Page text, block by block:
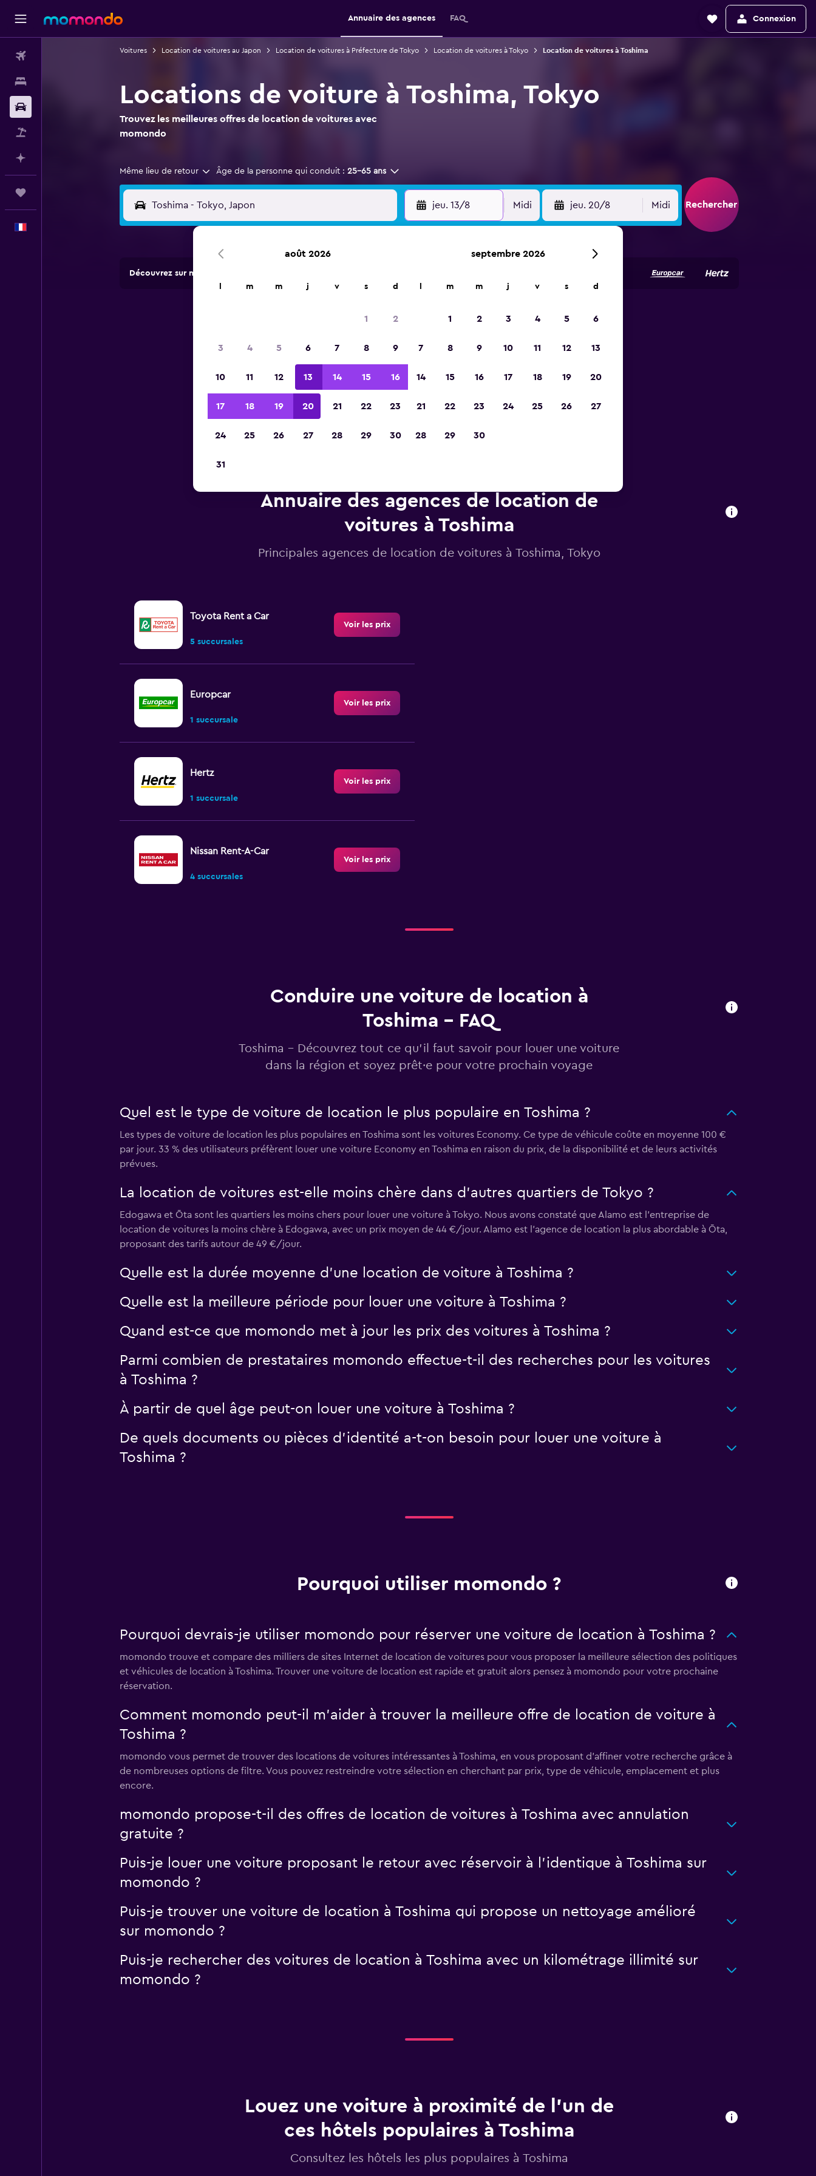
Annuaire des agences FAQ Connexion
Voitures Location de voitures au Japon Location de voitures à Préfecture de Tokyo Location de voitures à Tokyo Location de voitures à Toshima
Locations de voiture à Toshima, Tokyo
Trouvez les meilleures offres de location de voitures avec
momondo
Même lieu de retour Âge de la personne qui conduit : 25-65 ans
jeu. 13/8 Midi jeu. 20/8 Midi Rechercher
Découvrez sur momondo des offres d'agences de location dans plus de 70 000 endroits.
2023
Annuaire des agences de location de
voitures à Toshima
Principales agences de location de voitures à Toshima, Tokyo
Toyota Rent a Car
5 succursales
Voir les prix
Europcar
1 succursale
Voir les prix
Hertz
1 succursale
Voir les prix
Nissan Rent-A-Car
4 succursales
Voir les prix
Voir les prix
4 succursales
1 succursale
Conduire une voiture de location à
Toshima - FAQ
Toshima - Découvrez tout ce qu’il faut savoir pour louer une voiture
dans la région et soyez prêt·e pour votre prochain voyage
Quel est le type de voiture de location le plus populaire en Toshima ?
Les types de voiture de location les plus populaires en Toshima sont les voitures Economy. Ce type de véhicule coûte en moyenne 100 €
par jour. 33 % des utilisateurs préfèrent louer une voiture Economy en Toshima en raison du prix, de la disponibilité et de leurs activités
prévues.
La location de voitures est-elle moins chère dans d’autres quartiers de Tokyo ?
Edogawa et Ōta sont les quartiers les moins chers pour louer une voiture à Tokyo. Nous avons constaté que Alamo est l’entreprise de
location de voitures la moins chère à Edogawa, avec un prix moyen de 44 €/jour. Alamo est l’agence de location la plus abordable à Ōta,
proposant des tarifs autour de 49 €/jour.
Quelle est la durée moyenne d’une location de voiture à Toshima ?
Quelle est la meilleure période pour louer une voiture à Toshima ?
Quand est-ce que momondo met à jour les prix des voitures à Toshima ?
Parmi combien de prestataires momondo effectue-t-il des recherches pour les voitures
à Toshima ?
À partir de quel âge peut-on louer une voiture à Toshima ?
De quels documents ou pièces d'identité a-t-on besoin pour louer une voiture à
Toshima ?
Pourquoi utiliser momondo ?
Pourquoi devrais-je utiliser momondo pour réserver une voiture de location à Toshima ?
momondo trouve et compare des milliers de sites Internet de location de voitures pour vous proposer la meilleure sélection des politiques
et véhicules de location à Toshima. Trouver une voiture de location est rapide et gratuit alors pensez à momondo pour votre prochaine
réservation.
Comment momondo peut-il m’aider à trouver la meilleure offre de location de voiture à
Toshima ?
momondo vous permet de trouver des locations de voitures intéressantes à Toshima, en vous proposant d'affiner votre recherche grâce à
de nombreuses options de filtre. Vous pouvez restreindre votre sélection en cherchant par prix, type de véhicule, emplacement et plus
encore.
momondo propose-t-il des offres de location de voitures à Toshima avec annulation
gratuite ?
Puis-je louer une voiture proposant le retour avec réservoir à l’identique à Toshima sur
momondo ?
Puis-je trouver une voiture de location à Toshima qui propose un nettoyage amélioré
sur momondo ?
Puis-je rechercher des voitures de location à Toshima avec un kilométrage illimité sur
momondo ?
Louez une voiture à proximité de l’un de
ces hôtels populaires à Toshima
Consultez les hôtels les plus populaires à Toshima
août 2026
m m j v s d
1 2
3 4 5 6 7 8 9
10 11 12 13 14 15 16
17 18 19 20 21 22 23
24 25 26 27 28 29 30
31
septembre 2026
m m j v s d
1 2 3 4 5 6
7 8 9 10 11 12 13
14 15 16 17 18 19 20
21 22 23 24 25 26 27
28 29 30